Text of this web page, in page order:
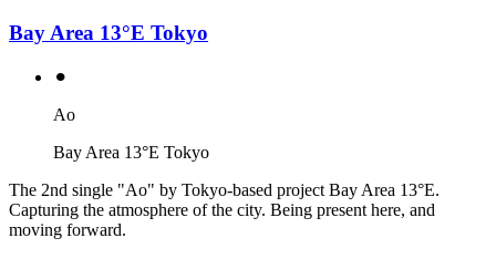
Bay Area 13°E Tokyo
⚫︎
Ao
Bay Area 13°E Tokyo
The 2nd single "Ao" by Tokyo-based project Bay Area 13°E.
Capturing the atmosphere of the city. Being present here, and
moving forward.